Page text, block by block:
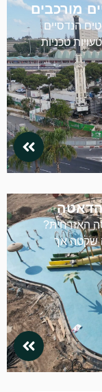
מורכבים
הנדסיים
טכניות
הדאטה
האזרחית?
שקטה אך